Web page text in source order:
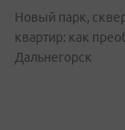
Новый парк,
квартир: как
Дальнегорск